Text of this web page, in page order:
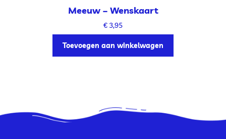
Meeuw – Wenskaart
€ 3,95
Toevoegen aan winkelwagen